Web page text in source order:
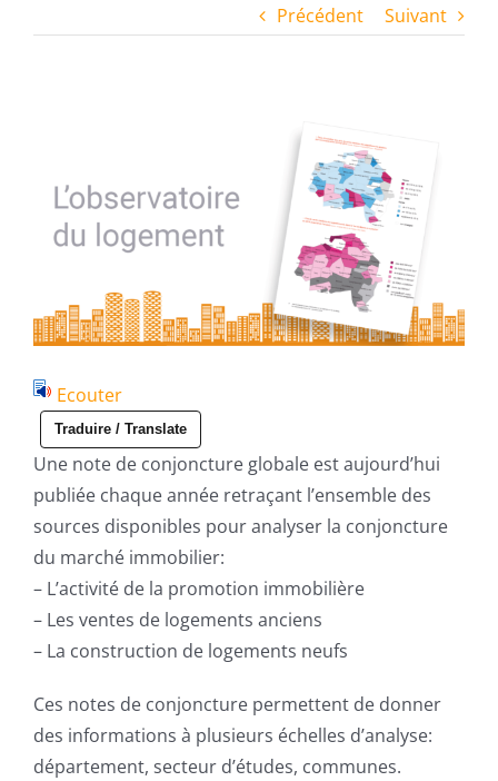
Précédent Suivant
agrandie
Ecouter
Traduire / Translate
Une note de conjoncture globale est aujourd’hui
publiée chaque année retraçant l’ensemble des
sources disponibles pour analyser la conjoncture
du marché immobilier:
– L’activité de la promotion immobilière
– Les ventes de logements anciens
– La construction de logements neufs
Ces notes de conjoncture permettent de donner
des informations à plusieurs échelles d’analyse:
département, secteur d’études, communes.